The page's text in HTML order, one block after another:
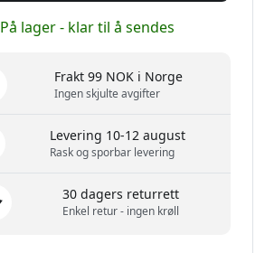
På lager - klar til å sendes
Frakt 99 NOK i Norge
Ingen skjulte avgifter
Levering 10-12 august
Rask og sporbar levering
30 dagers returrett
Enkel retur - ingen krøll